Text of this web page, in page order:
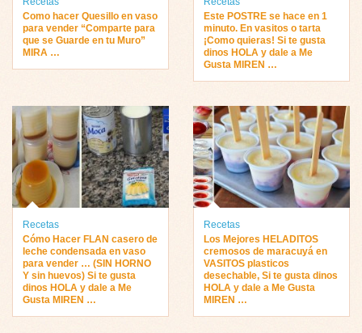
Como hacer Quesillo en vaso
para vender “Comparte para
que se Guarde en tu Muro”
MIRA …
Este POSTRE se hace en 1
minuto. En vasitos o tarta
¡Como quieras! Si te gusta
dinos HOLA y dale a Me
Gusta MIREN …
Recetas
Cómo Hacer FLAN casero de
leche condensada en vaso
para vender … (SIN HORNO
Y sin huevos) Si te gusta
dinos HOLA y dale a Me
Gusta MIREN …
Recetas
Los Mejores HELADITOS
cremosos de maracuyá en
VASITOS plasticos
desechable, Si te gusta dinos
HOLA y dale a Me Gusta
MIREN …